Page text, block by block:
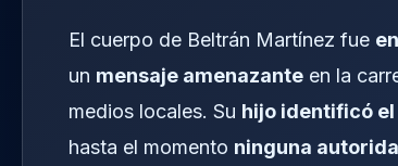
El cuerpo de Beltrán Martínez fue
un mensaje amenazante en la
medios locales. Su hijo identificó
hasta el momento ninguna